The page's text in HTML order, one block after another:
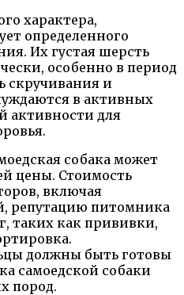
характера,
определенного
Их густая шерсть
особенно в период
скручивания и
в активных
активности для
собака может
цены. Стоимость
включая
репутацию питомника
таких как прививки,
должны быть готовы
самоедской собаки
пород.